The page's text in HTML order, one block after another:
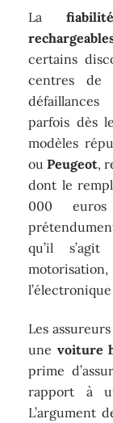
La fiabilité
certains
centres de
parfois dès
modèles
ouPeugeot,
dont le
000 euros
qu’il
Les
une voiture
prime
rapport à
L’argument